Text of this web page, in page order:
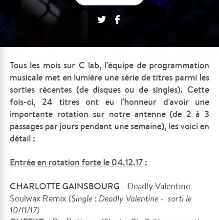
Tous les mois sur C lab, l'équipe de programmation
musicale met en lumière une série de titres parmi les
sorties récentes (de disques ou de singles). Cette
fois-ci, 24 titres ont eu l'honneur d'avoir une
importante rotation sur notre antenne (de 2 à 3
passages par jours pendant une semaine), les voici en
détail :
Entrée en rotation forte le 04.12.17 :
CHARLOTTE GAINSBOURG - Deadly Valentine
Soulwax Remix (Single : Deadly Valentine - sorti le
10/11/17)